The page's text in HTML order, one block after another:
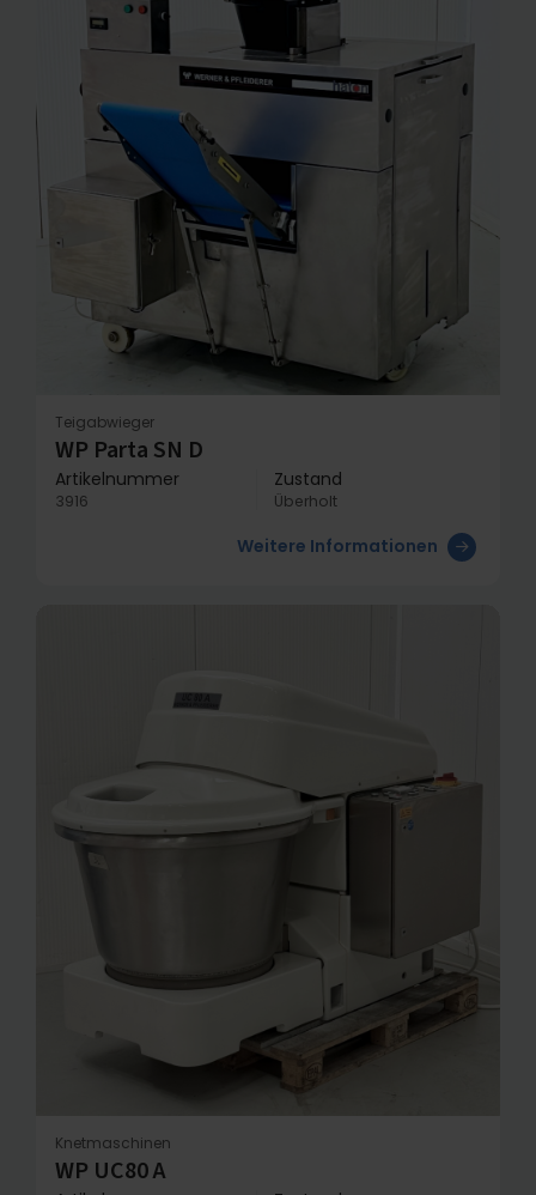
Teigabwieger
WP Parta SN D
Artikelnummer
3916
Zustand
Überholt
Weitere Informationen
Knetmaschinen
WP UC80 A